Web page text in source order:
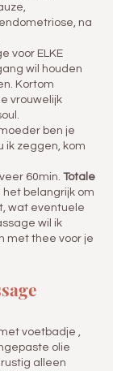
na
voor ELKE
wil houden
Kortom
vrouwelijk
ben je
ik zeggen, kom
60min. Totale
het belangrijk om
wat eventuele
wil ik
met thee voor je
voetbadje ,
olie
alleen